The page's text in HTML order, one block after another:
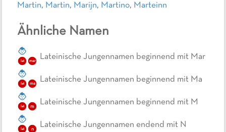
Martin, Martin, Marijn, Martino, Marteinn
Ähnliche Namen
lat mar Lateinische Jungennamen beginnend mit Mar
lat ma
Lateinische Jungennamen beginnend mit Ma
lat m Lateinische Jungennamen beginnend mit M
lat n Lateinische Jungennamen endend mit N